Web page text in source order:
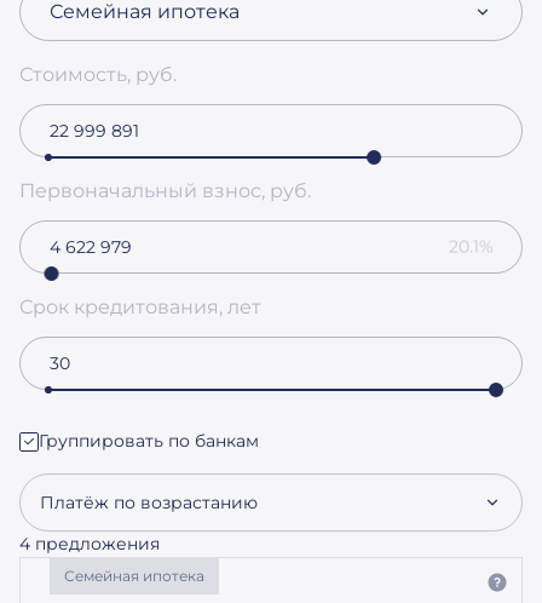
Семейная ипотека
Стоимость, руб.
Первоначальный взнос, руб.
20.1%
Срок кредитования, лет
Группировать по банкам
Платёж по возрастанию
4 предложения
Семейная ипотека